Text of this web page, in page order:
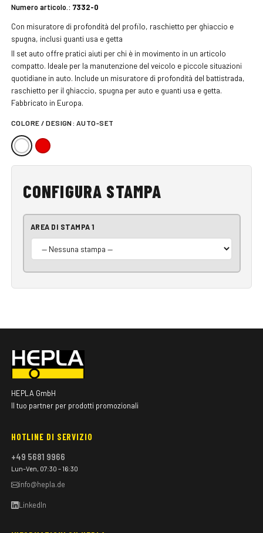
Numero articolo.: 7332-0
Con misuratore di profondità del profilo, raschietto per ghiaccio e
spugna, inclusi guanti usa e getta
Il set auto offre pratici aiuti per chi è in movimento in un articolo
compatto. Ideale per la manutenzione del veicolo e piccole situazioni
quotidiane in auto. Include un misuratore di profondità del battistrada,
raschietto per il ghiaccio, spugna per auto e guanti usa e getta.
Fabbricato in Europa.
COLORE / DESIGN: AUTO-SET
CONFIGURA STAMPA
AREA DI STAMPA 1
HEPLA GmbH
Il tuo partner per prodotti promozionali
HOTLINE DI SERVIZIO
+49 5681 9966
Lun–Ven, 07:30 – 16:30
info@hepla.de
LinkedIn